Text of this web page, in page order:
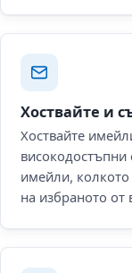
Хоствайте и
Хоствайте
високодостъпни
имейли, колкото
на избраното от